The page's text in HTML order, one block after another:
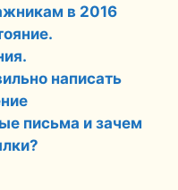
в 2016
написать
письма и зачем